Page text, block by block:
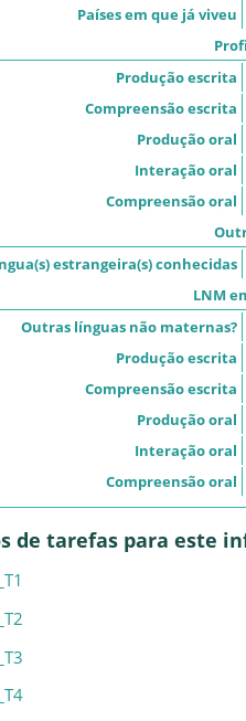
Países em que já viveu
Produção escrita
Compreensão escrita
Produção oral
Interação oral
Compreensão oral
estrangeira(s) conhecidas
LNM
Outras línguas não maternas?
Produção escrita
Compreensão escrita
Produção oral
Interação oral
Compreensão oral
de tarefas para este